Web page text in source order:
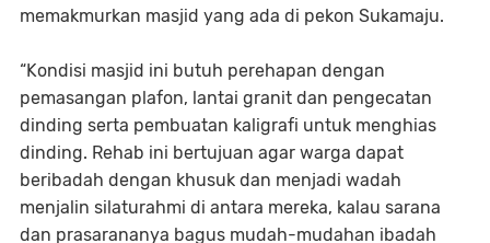
memakmurkan masjid yang ada di pekon Sukamaju.
“Kondisi masjid ini butuh perehapan dengan
pemasangan plafon, lantai granit dan pengecatan
dinding serta pembuatan kaligrafi untuk menghias
dinding. Rehab ini bertujuan agar warga dapat
beribadah dengan khusuk dan menjadi wadah
menjalin silaturahmi di antara mereka, kalau sarana
dan prasarananya bagus mudah-mudahan ibadah